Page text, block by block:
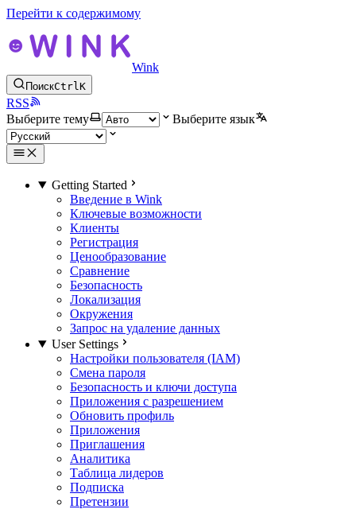
Перейти к содержимому
Wink
ПоискCtrlK
RSS
Выберите тему
Выберите язык
Getting Started
Введение в Wink
Ключевые возможности
Клиенты
Регистрация
Ценообразование
Сравнение
Безопасность
Локализация
Окружения
Запрос на удаление данных
User Settings
Настройки пользователя (IAM)
Смена пароля
Безопасность и ключи доступа
Приложения с разрешением
Обновить профиль
Приложения
Приглашения
Аналитика
Таблица лидеров
Подписка
Претензии